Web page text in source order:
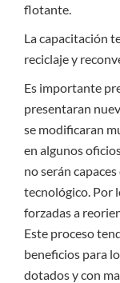
flotante.
La capacitación
reciclaje y
Es importante
presentaran
se modificaran
en algunos
no serán
tecnológico. Por
forzadas a
Este proceso
beneficios para
dotados y con